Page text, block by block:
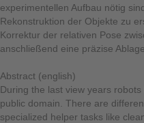
experimentellen Aufbau nötig
Rekonstruktion der Objekte zu
Korrektur der relativen Pose
anschließend eine präzise
Abstract (english)
During the last view years
public domain. There are
specialized helper tasks like